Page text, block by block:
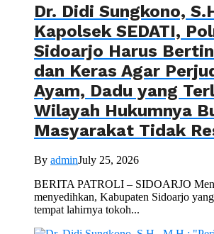
Dr. Didi Sungkono,
Kapolsek SEDATI,
Sidoarjo Harus
dan Keras Agar
Ayam, Dadu yang
Wilayah Hukumnya
Masyarakat Tidak
By adminJuly 25, 2026
BERITA PATROLI – SIDOARJO
menyedihkan, Kabupaten Sidoarjo
tempat lahirnya tokoh...